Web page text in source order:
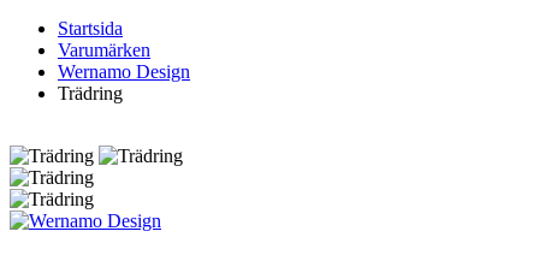
Startsida
Varumärken
Wernamo Design
Trädring